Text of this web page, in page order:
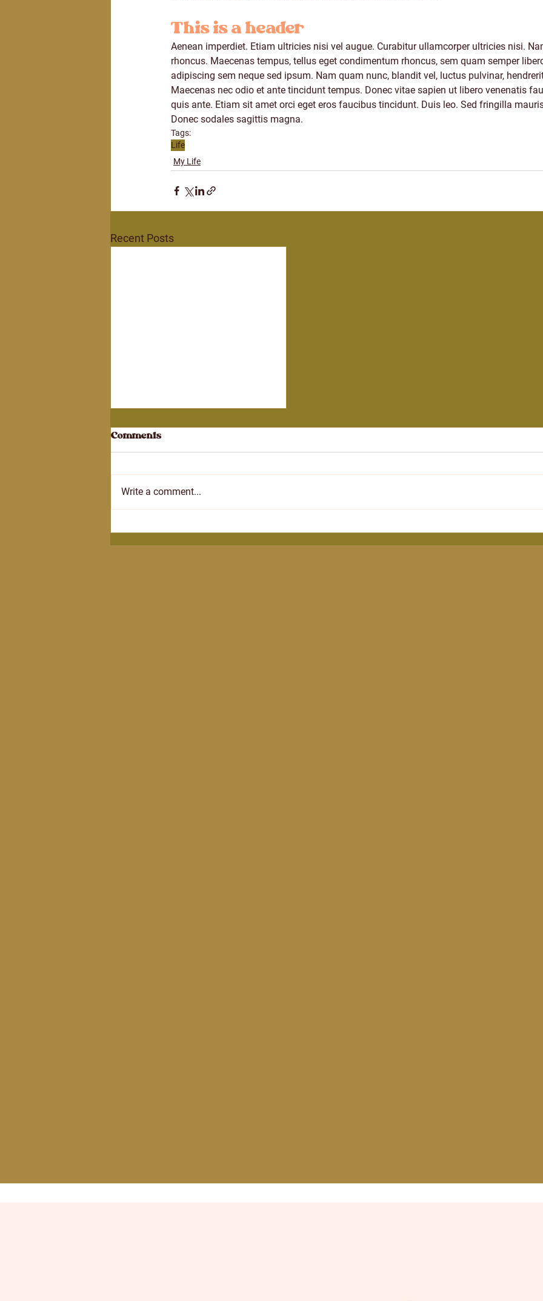
This is a header
Aenean imperdiet. Etiam ultricies nisi vel augue. Curabitur ullamcorper ultricies nisi.
rhoncus. Maecenas tempus, tellus eget condimentum rhoncus, sem quam semper
adipiscing sem neque sed ipsum. Nam quam nunc, blandit vel, luctus pulvinar,
Maecenas nec odio et ante tincidunt tempus. Donec vitae sapien ut libero venenatis
quis ante. Etiam sit amet orci eget eros faucibus tincidunt. Duis leo. Sed fringilla
Donec sodales sagittis magna.
Tags:
Life
My Life
Recent Posts
Comments
Write a comment...